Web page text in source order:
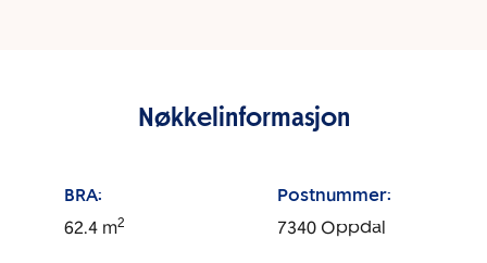
Nøkkelinformasjon
BRA:
62.4 m2
Postnummer:
7340 Oppdal